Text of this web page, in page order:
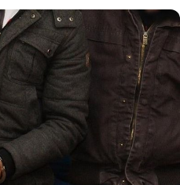
ilçesinde düzenlenen
bir miktar uyuşturucu ile
ele geçirildi. Olayla ilgili
alındı.